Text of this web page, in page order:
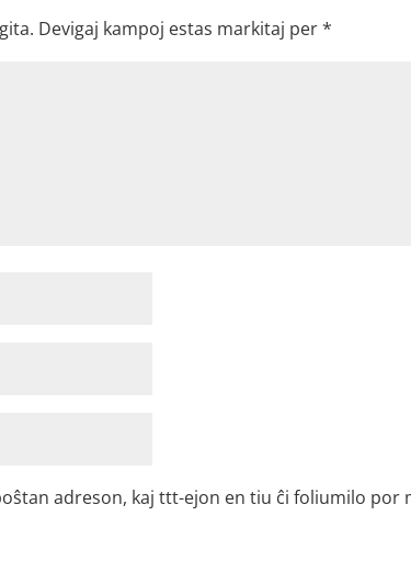
Devigaj kampoj estas markitaj per*
adreson, kaj ttt-ejon en tiu ĉi foliumilo por